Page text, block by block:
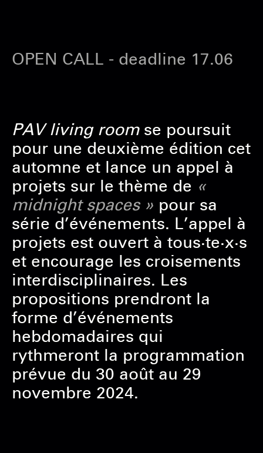
OPEN CALL - deadline 17.06
PAV living roomse poursuit
pour une deuxième édition cet
automne et lance un appel à
projets sur le thème de «
midnight spaces » pour sa
série d’événements. L’appel à
projets est ouvert à tous·te·x·s
et encourage les croisements
interdisciplinaires. Les
propositions prendront la
forme d’événements
hebdomadaires qui
rythmeront la programmation
prévue du 30 août au 29
novembre 2024.